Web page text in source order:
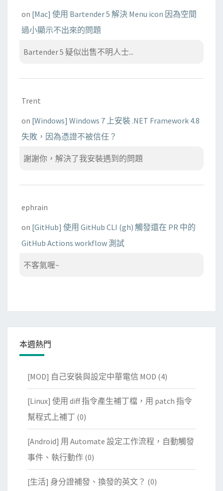
on [Mac] 使用 Bartender 5 解決 Menu icon 因為空間
過小顯示不出來的問題
Bartender 5 疑似出售不明人士...
Trent
on [Windows] Windows 7 上安裝 .NET Framework 4.8
失敗，因為憑證不被信任？
謝謝你，解決了我安裝遇到的問題
ephrain
on [GitHub] 使用 GitHub CLI (gh) 觸發還在 PR 中的
GitHub Actions workflow 測試
不客氣喔~
本週熱門
[MOD] 自己安裝與設定中華電信 MOD (4)
[Linux] 使用 diff 指令產生補丁檔，用 patch 指令
幫程式上補丁 (0)
[Android] 用 Automate 設定工作流程，自動觸發
事件、執行動作 (0)
[生活] 身分證補發、換發的英文？ (0)